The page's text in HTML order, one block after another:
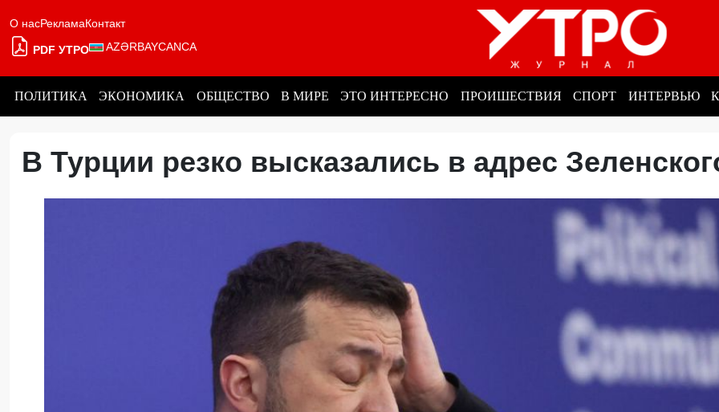
О насРекламаКонтакт
PDF УТРО AZƏRBAYCANCA
ПОЛИТИКА ЭКОНОМИКА ОБЩЕСТВО В МИРЕ ЭТО ИНТЕРЕСНО ПРОИШЕСТВИЯ СПОРТ ИНТЕРВЬЮ
В Турции резко высказались в адрес